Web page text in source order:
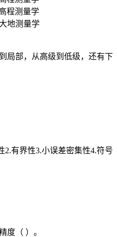
程测量学
地测量学
局部，从高级到低级，还有下
2.有界性3.小误差密集性4.符号
度（ ）。